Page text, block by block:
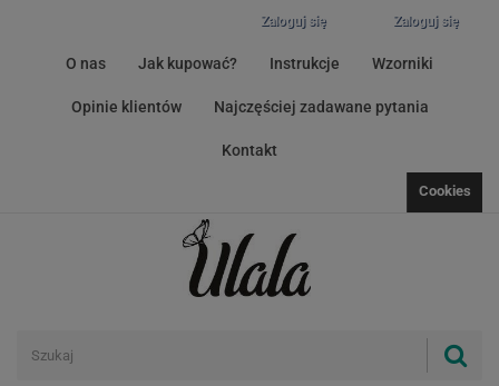
Zaloguj się
Zaloguj się
O nas Jak kupować? Instrukcje Wzorniki
Opinie klientów Najczęściej zadawane pytania
Kontakt
Cookies